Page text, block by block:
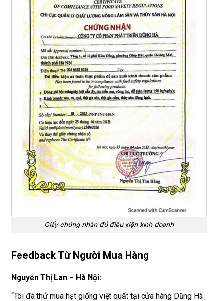
Giấy chứng nhận đủ điều kiện kinh doanh
Feedback Từ Người Mua Hàng
Nguyễn Thị Lan – Hà Nội:
“Tôi đã thử mua hạt giống việt quất tại cửa hàng Dũng Hà